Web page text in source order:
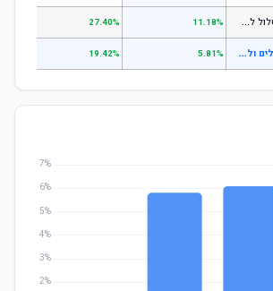
ה
ראל גמל מסלול לגילאי 60 ומעלה 11.18%
27.40%
מ
גדל לתגמולים ולפיצויים מסלול אשראי ואג"ח 5.81%
19.42%